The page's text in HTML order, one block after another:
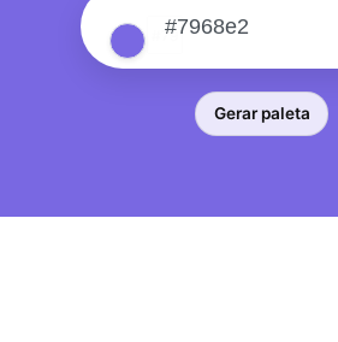
Gerar paleta